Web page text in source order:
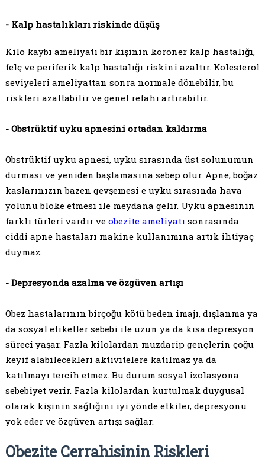
- Kalp hastalıkları riskinde düşüş
Kilo kaybı ameliyatı bir kişinin koroner kalp hastalığı,
felç ve periferik kalp hastalığı riskini azaltır. Kolesterol
seviyeleri ameliyattan sonra normale dönebilir, bu
riskleri azaltabilir ve genel refahı artırabilir.
- Obstrüktif uyku apnesini ortadan kaldırma
Obstrüktif uyku apnesi, uyku sırasında üst solunumun
durması ve yeniden başlamasına sebep olur. Apne, boğaz
kaslarınızın bazen gevşemesi e uyku sırasında hava
yolunu bloke etmesi ile meydana gelir. Uyku apnesinin
farklı türleri vardır ve obezite ameliyatı sonrasında
ciddi apne hastaları makine kullanımına artık ihtiyaç
duymaz.
- Depresyonda azalma ve özgüven artışı
Obez hastalarının birçoğu kötü beden imajı, dışlanma ya
da sosyal etiketler sebebi ile uzun ya da kısa depresyon
süreci yaşar. Fazla kilolardan muzdarip gençlerin çoğu
keyif alabilecekleri aktivitelere katılmaz ya da
katılmayı tercih etmez. Bu durum sosyal izolasyona
sebebiyet verir. Fazla kilolardan kurtulmak duygusal
olarak kişinin sağlığını iyi yönde etkiler, depresyonu
yok eder ve özgüven artışı sağlar.
Obezite Cerrahisinin Riskleri